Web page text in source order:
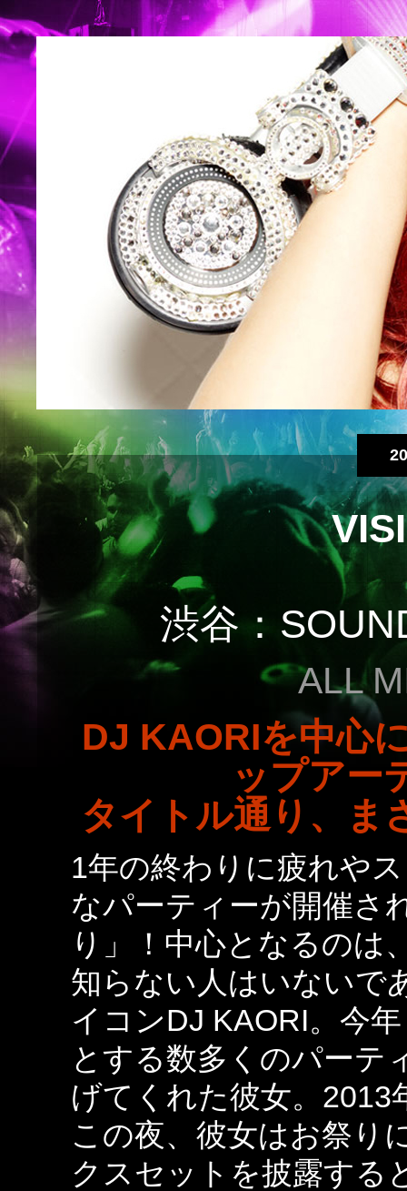
渋谷：
ALL
DJ KAORIを中心
ップアー
タイトル通り、ま
1年の終わりに疲れや
なパーティーが開催さ
り」！中心となるのは
知らない人はいないで
イコンDJ KAORI。今
とする数多くのパーテ
げてくれた彼女。2013
この夜、彼女はお祭り
クスセットを披露する